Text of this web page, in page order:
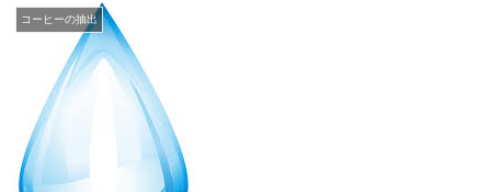
コーヒーの抽出